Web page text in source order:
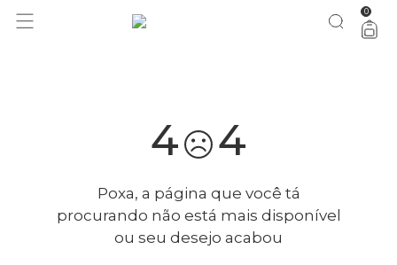
bazar FARM Rio: tudo 50% OFF 0
4 4
Poxa, a página que você tá
procurando não está mais disponível
ou seu desejo acabou